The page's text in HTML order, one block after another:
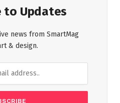
to Updates
news from SmartMag
& design.